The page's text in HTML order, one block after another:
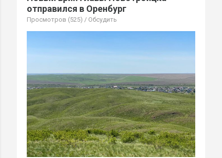
отправился в Оренбург
Просмотров (525) / Обсудить